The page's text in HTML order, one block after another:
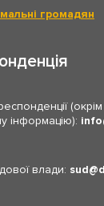
громадян
інформацію): info
влади: sud